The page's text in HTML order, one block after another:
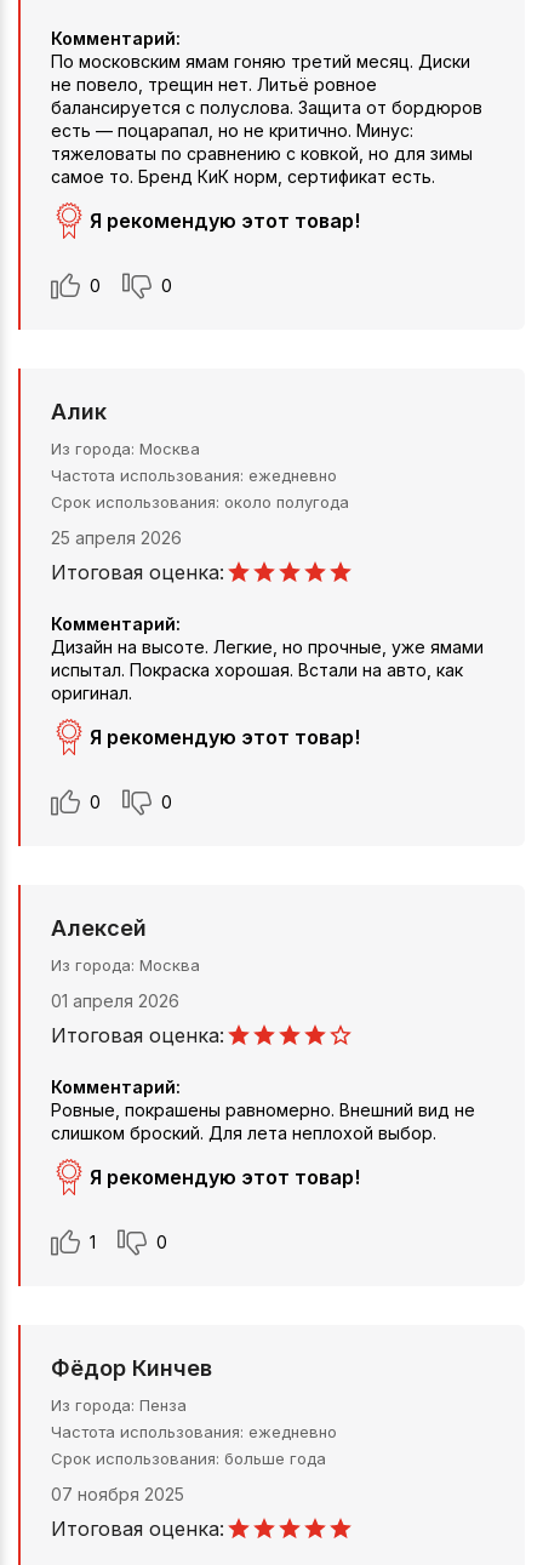
Комментарий:
По московским ямам гоняю третий месяц. Диски
не повело, трещин нет. Литьё ровное
балансируется с полуслова. Защита от бордюров
есть — поцарапал, но не критично. Минус:
тяжеловаты по сравнению с ковкой, но для зимы
самое то. Бренд КиК норм, сертификат есть.
Я рекомендую этот товар!
0 0
Алик
Из города Москва
Частота использования ежедневно
Срок использования около полугода
25 апреля 2026
Итоговая оценка:
Комментарий:
Дизайн на высоте. Легкие, но прочные, уже ямами
испытал. Покраска хорошая. Встали на авто, как
оригинал.
Я рекомендую этот товар!
0 0
Алексей
Из города Москва
01 апреля 2026
Итоговая оценка:
Комментарий:
Ровные, покрашены равномерно. Внешний вид не
слишком броский. Для лета неплохой выбор.
Я рекомендую этот товар!
1 0
Фёдор Кинчев
Из города Пенза
Частота использования ежедневно
Срок использования больше года
07 ноября 2025
Итоговая оценка: